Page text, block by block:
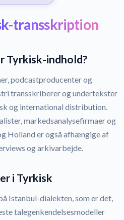
transskription
Tyrkisk-indhold?
podcastproducenter og
transskriberer og undertekster
og international distribution.
markedsanalysefirmaer og
Holland er også afhængige af
og arkivarbejde.
i Tyrkisk
Istanbul-dialekten, som er det,
talegenkendelsesmodeller